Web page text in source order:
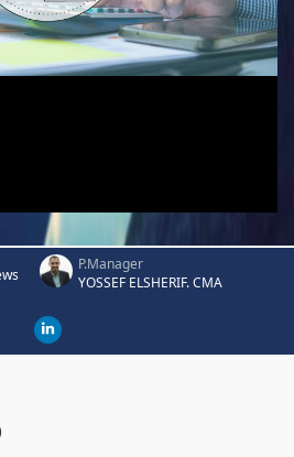
P.Manager
YOSSEF ELSHERIF. CMA